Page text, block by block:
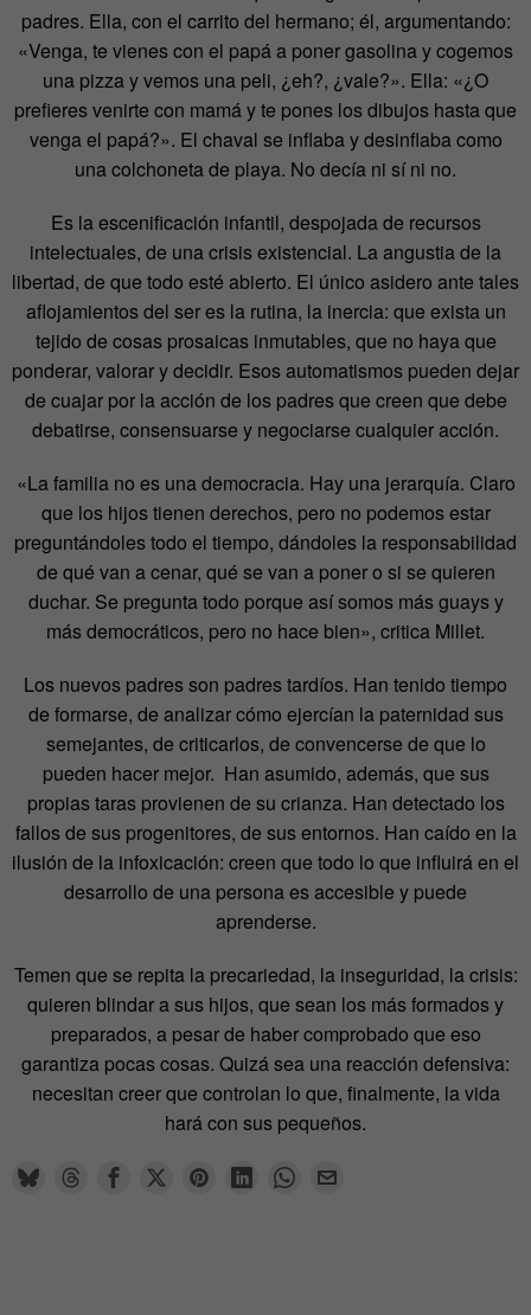
padres. Ella, con el carrito del hermano; él, argumentando:
«Venga, te vienes con el papá a poner gasolina y cogemos
una pizza y vemos una peli, ¿eh?, ¿vale?». Ella: «¿O
prefieres venirte con mamá y te pones los dibujos hasta que
venga el papá?». El chaval se inflaba y desinflaba como
una colchoneta de playa. No decía ni sí ni no.
Es la escenificación infantil, despojada de recursos
intelectuales, de una crisis existencial. La angustia de la
libertad, de que todo esté abierto. El único asidero ante tales
aflojamientos del ser es la rutina, la inercia: que exista un
tejido de cosas prosaicas inmutables, que no haya que
ponderar, valorar y decidir. Esos automatismos pueden dejar
de cuajar por la acción de los padres que creen que debe
debatirse, consensuarse y negociarse cualquier acción.
«La familia no es una democracia. Hay una jerarquía. Claro
que los hijos tienen derechos, pero no podemos estar
preguntándoles todo el tiempo, dándoles la responsabilidad
de qué van a cenar, qué se van a poner o si se quieren
duchar. Se pregunta todo porque así somos más guays y
más democráticos, pero no hace bien», critica Millet.
Los nuevos padres son padres tardíos. Han tenido tiempo
de formarse, de analizar cómo ejercían la paternidad sus
semejantes, de criticarlos, de convencerse de que lo
pueden hacer mejor. Han asumido, además, que sus
propias taras provienen de su crianza. Han detectado los
fallos de sus progenitores, de sus entornos. Han caído en la
ilusión de la infoxicación: creen que todo lo que influirá en el
desarrollo de una persona es accesible y puede
aprenderse.
Temen que se repita la precariedad, la inseguridad, la crisis:
quieren blindar a sus hijos, que sean los más formados y
preparados, a pesar de haber comprobado que eso
garantiza pocas cosas. Quizá sea una reacción defensiva:
necesitan creer que controlan lo que, finalmente, la vida
hará con sus pequeños.